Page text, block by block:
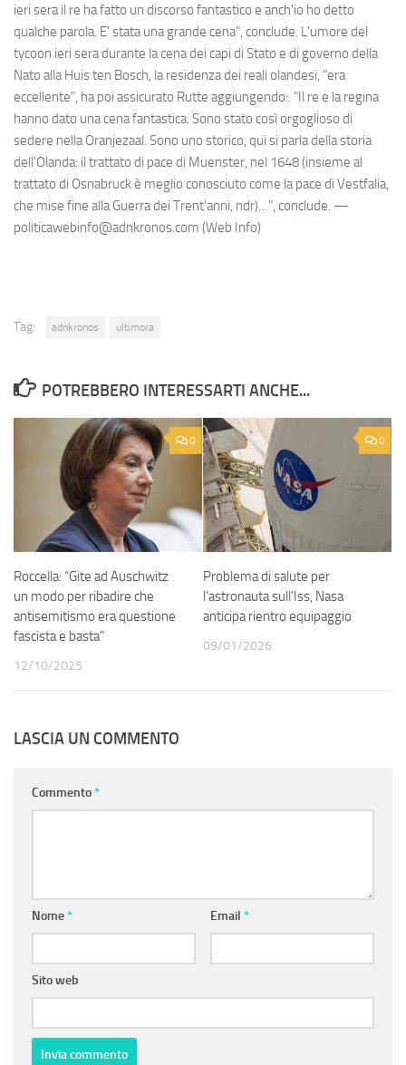
ieri sera il re ha fatto un discorso fantastico e anch'io ho detto
qualche parola. E' stata una grande cena", conclude. L'umore del
tycoon ieri sera durante la cena dei capi di Stato e di governo della
Nato alla Huis ten Bosch, la residenza dei reali olandesi, "era
eccellente", ha poi assicurato Rutte aggiungendo:. "Il re e la regina
hanno dato una cena fantastica. Sono stato così orgoglioso di
sedere nella Oranjezaal. Sono uno storico, qui si parla della storia
dell'Olanda: il trattato di pace di Muenster, nel 1648 (insieme al
trattato di Osnabruck è meglio conosciuto come la pace di Vestfalia,
che mise fine alla Guerra dei Trent'anni, ndr)…", conclude. —
politicawebinfo@adnkronos.com (Web Info)
Tag: adnkronos ultimora
POTREBBERO INTERESSARTI ANCHE...
0
Roccella: “Gite ad Auschwitz
un modo per ribadire che
antisemitismo era questione
fascista e basta”
12/10/2025
0
Problema di salute per
l’astronauta sull’Iss, Nasa
anticipa rientro equipaggio
09/01/2026
LASCIA UN COMMENTO
Commento*
Nome* Email *
Sito web